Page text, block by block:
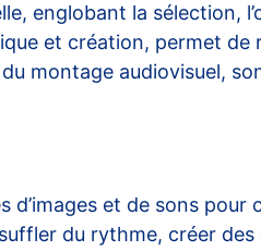
englobant la sélection,
et création, permet
montage audiovisuel,
d’images et de sons
du rythme, créer